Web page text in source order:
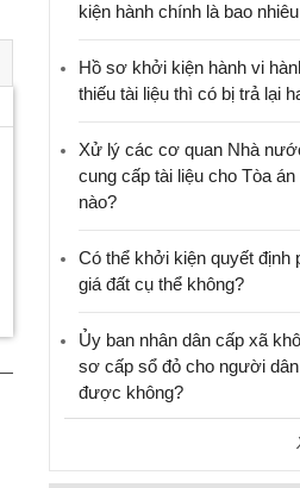
kiện hành chính là bao
Hồ sơ khởi kiện hành vi
thiếu tài liệu thì có bị trả lại
Xử lý các cơ quan Nhà
cung cấp tài liệu cho Tòa
nào?
Có thể khởi kiện quyết định
giá đất cụ thể không?
Ủy ban nhân dân cấp xã
sơ cấp sổ đỏ cho người
được không?